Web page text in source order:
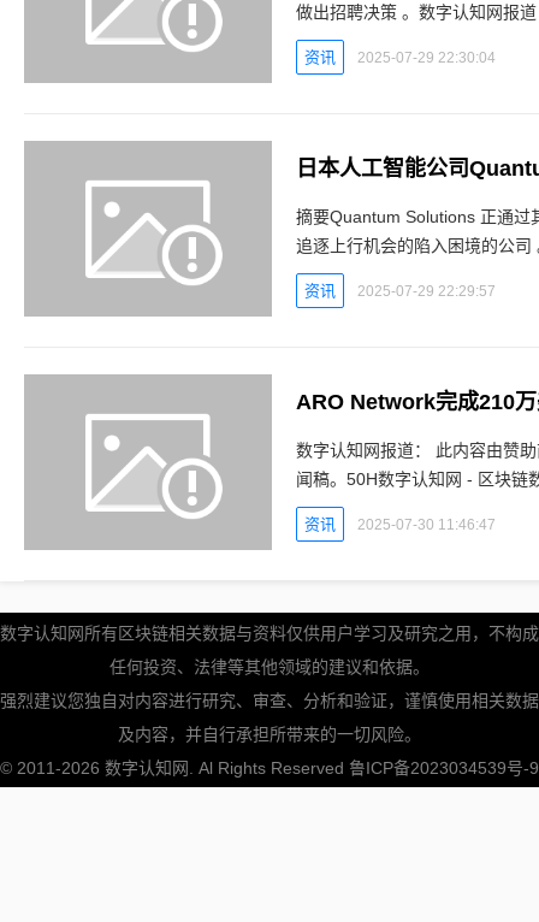
做出招聘决策 。数字认知网报道：HodlX 客座文章 提交
度发展，自主代理现在能够分
资讯 2025-07-29 22:30:04
日本人工智能公司
摘要Quantum Solutions 正通过
追逐上行机会的陷入困境的公司 。数字认知网报道：
Solutions正计划在未来一年内
资讯 2025-07-29 22:29:57
数字认知网报道： 此内容由赞助商提供。50H数字认知网 - 区块链数字货币实时行情平台 新
闻稿。50H数字认知网 - 区块链数字货币实时行情平
宣布成功完成210万美元种子前
资讯 2025-07-30 11:46:47
数字认知网所有区块链相关数据与资料仅供用户学习及研究之用，不构成
任何投资、法律等其他领域的建议和依据。
强烈建议您独自对内容进行研究、审查、分析和验证，谨慎使用相关数据
及内容，并自行承担所带来的一切风险。
© 2011-2026 数字认知网 . Al Rights Reserved 鲁ICP备2023034539号-9